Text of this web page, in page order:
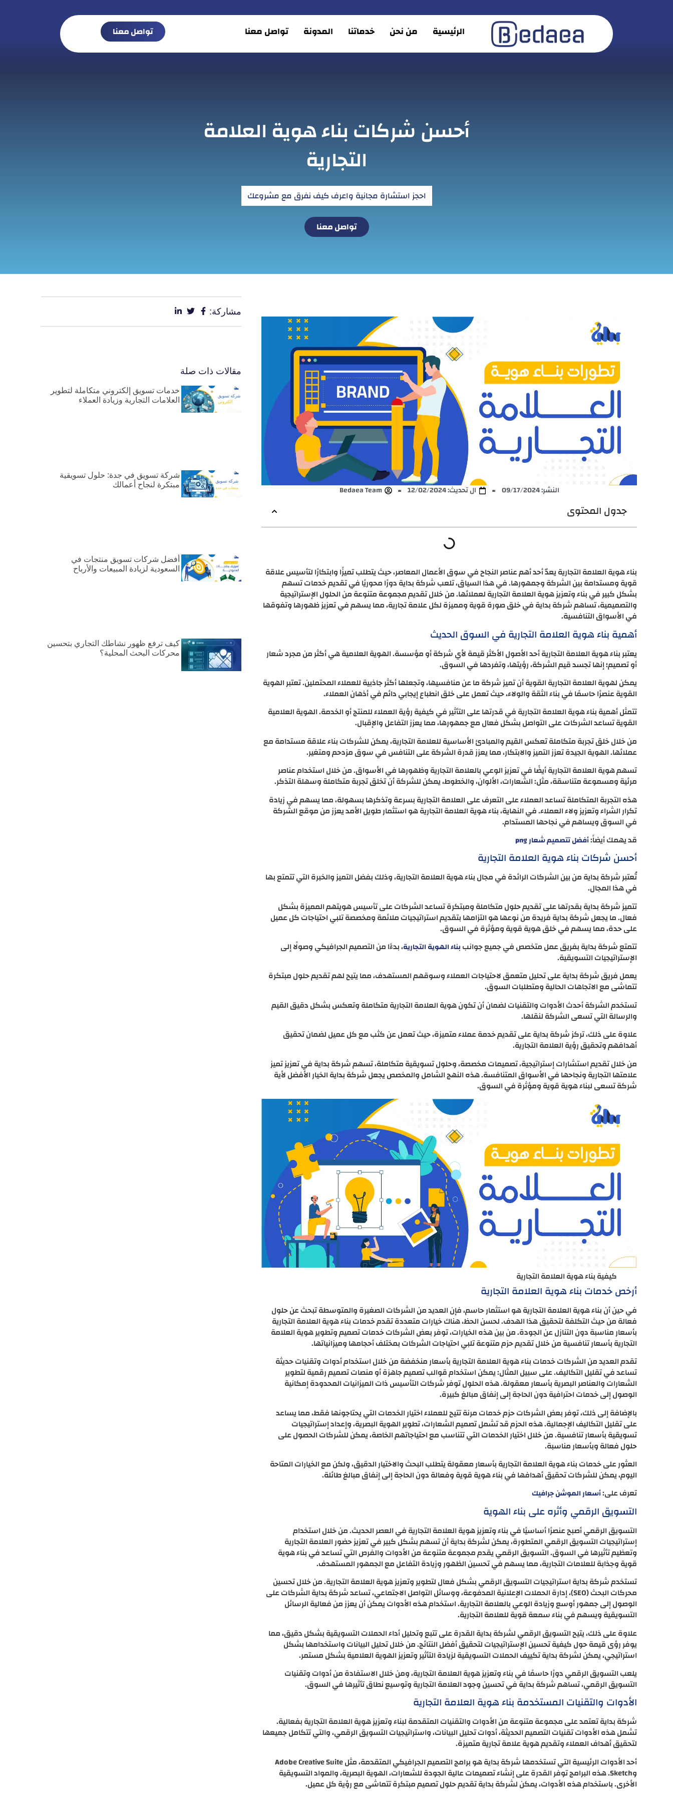
الرئيسية من نحن خدماتنا المدونة تواصل معنا تواصل معنا
أحسن شركات بناء هوية العلامة
التجارية
احجز استشارة مجانية واعرف كيف نفرق مع مشروعك
تواصل معنا
النشر:09/17/2024 ال تحديث: 12/02/2024 Bedaea Team
جدول المحتوى
بناء هوية العلامة التجارية يعدّ أحد أهم عناصر النجاح في سوق الأعمال المعاصر، حيث يتطلب تميزًا وابتكارًا لتأسيس علاقة
قوية ومستدامة بين الشركة وجمهورها. في هذا السياق، تلعب شركة بداية دورًا محوريًا في تقديم خدمات تسهم
بشكل كبير في بناء وتعزيز هوية العلامة التجارية لعملائها. من خلال تقديم مجموعة متنوعة من الحلول الإستراتيجية
والتصميمية، تساهم شركة بداية في خلق صورة قوية ومميزة لكل علامة تجارية، مما يسهم في تعزيز ظهورها وتفوقها
في الأسواق التنافسية.
أهمية بناء هوية العلامة التجارية في السوق الحديث
يعتبر بناء هوية العلامة التجارية أحد الأصول الأكثر قيمة لأي شركة أو مؤسسة. الهوية العلامية هي أكثر من مجرد شعار
أو تصميم؛ إنها تجسد قيم الشركة، رؤيتها، وتفردها في السوق.
يمكن لهوية العلامة التجارية القوية أن تميز شركة ما عن منافسيها، وتجعلها أكثر جاذبية للعملاء المحتملين. تعتبر الهوية
القوية عنصرًا حاسمًا في بناء الثقة والولاء، حيث تعمل على خلق انطباع إيجابي دائم في أذهان العملاء.
تتمثل أهمية بناء هوية العلامة التجارية في قدرتها على التأثير في كيفية رؤية العملاء للمنتج أو الخدمة. الهوية العلامية
القوية تساعد الشركات على التواصل بشكل فعال مع جمهورها، مما يعزز التفاعل والإقبال.
من خلال خلق تجربة متكاملة تعكس القيم والمبادئ الأساسية للعلامة التجارية، يمكن للشركات بناء علاقة مستدامة مع
عملائها. الهوية الجيدة تعزز التميز والابتكار، مما يعزز قدرة الشركة على التنافس في سوق مزدحم ومتغير.
تسهم هوية العلامة التجارية أيضًا في تعزيز الوعي بالعلامة التجارية وظهورها في الأسواق. من خلال استخدام عناصر
مرئية ومسموعة متناسقة، مثل: الشعارات، الألوان، والخطوط، يمكن للشركة أن تخلق تجربة متكاملة وسهلة التذكر.
هذه التجربة المتكاملة تساعد العملاء على التعرف على العلامة التجارية بسرعة وتذكرها بسهولة، مما يسهم في زيادة
تكرار الشراء وتعزيز ولاء العملاء. في النهاية، بناء هوية العلامة التجارية هو استثمار طويل الأمد يعزز من موقع الشركة
في السوق ويساهم في نجاحها المستدام.
قد يهمك أيضاً:أفضل تتصميم شعار png
أحسن شركات بناء هوية العلامة التجارية
تُعتبر شركة بداية من بين الشركات الرائدة في مجال بناء هوية العلامة التجارية، وذلك بفضل التميز والخبرة التي تتمتع بها
في هذا المجال.
تتميز شركة بداية بقدرتها على تقديم حلول متكاملة ومبتكرة تساعد الشركات على تأسيس هويتهم المميزة بشكل
فعال. ما يجعل شركة بداية فريدة من نوعها هو التزامها بتقديم استراتيجيات ملائمة ومخصصة تلبي احتياجات كل عميل
على حدة، مما يسهم في خلق هوية قوية ومؤثرة في السوق.
تتمتع شركة بداية بفريق عمل متخصص في جميع جوانببناء الهوية التجارية، بدءًا من التصميم الجرافيكي وصولًا إلى
الإستراتيجيات التسويقية.
يعمل فريق شركة بداية على تحليل متعمق لاحتياجات العملاء وسوقهم المستهدف، مما يتيح لهم تقديم حلول مبتكرة
تتماشى مع الاتجاهات الحالية ومتطلبات السوق.
تستخدم الشركة أحدث الأدوات والتقنيات لضمان أن تكون هوية العلامة التجارية متكاملة وتعكس بشكل دقيق القيم
والرسالة التي تسعى الشركة لنقلها.
علاوة على ذلك، تركز شركة بداية على تقديم خدمة عملاء متميزة، حيث تعمل عن كثب مع كل عميل لضمان تحقيق
أهدافهم وتحقيق رؤية العلامة التجارية.
من خلال تقديم استشارات إستراتيجية، تصميمات مخصصة، وحلول تسويقية متكاملة، تسهم شركة بداية في تعزيز تميز
علامتها التجارية ونجاحها في الأسواق المتنافسة. هذه النهج الشامل والمخصص يجعل شركة بداية الخيار الأفضل لأية
شركة تسعى لبناء هوية قوية ومؤثرة في السوق.
كيفية بناء هوية العلامة التجارية
أرخص خدمات بناء هوية العلامة التجارية
في حين أن بناء هوية العلامة التجارية هو استثمار حاسم، فإن العديد من الشركات الصغيرة والمتوسطة تبحث عن حلول
فعالة من حيث التكلفة لتحقيق هذا الهدف. لحسن الحظ، هناك خيارات متعددة تقدم خدمات بناء هوية العلامة التجارية
بأسعار مناسبة دون التنازل عن الجودة. من بين هذه الخيارات، توفر بعض الشركات خدمات تصميم وتطوير هوية العلامة
التجارية بأسعار تنافسية من خلال تقديم حزم متنوعة تلبي احتياجات الشركات بمختلف أحجامها وميزانياتها.
تقدم العديد من الشركات خدمات بناء هوية العلامة التجارية بأسعار منخفضة من خلال استخدام أدوات وتقنيات حديثة
تساعد في تقليل التكاليف. على سبيل المثال: يمكن استخدام قوالب تصميم جاهزة أو منصات تصميم رقمية لتطوير
الشعارات والعناصر البصرية بأسعار معقولة. هذه الحلول توفر شركات التأسيس ذات الميزانيات المحدودة إمكانية
الوصول إلى خدمات احترافية دون الحاجة إلى إنفاق مبالغ كبيرة.
بالإضافة إلى ذلك، توفر بعض الشركات حزم خدمات مرنة تتيح للعملاء اختيار الخدمات التي يحتاجونها فقط، مما يساعد
على تقليل التكاليف الإجمالية. هذه الحزم قد تشمل تصميم الشعارات، تطوير الهوية البصرية، وإعداد إستراتيجيات
تسويقية بأسعار تنافسية. من خلال اختيار الخدمات التي تتناسب مع احتياجاتهم الخاصة، يمكن للشركات الحصول على
حلول فعالة وبأسعار مناسبة.
العثور على خدمات بناء هوية العلامة التجارية بأسعار معقولة يتطلب البحث والاختيار الدقيق، ولكن مع الخيارات المتاحة
اليوم، يمكن للشركات تحقيق أهدافها في بناء هوية قوية وفعالة دون الحاجة إلى إنفاق مبالغ طائلة.
تعرف على:أسعار الموشن جرافيك
التسويق الرقمي وأثره على بناء الهوية
التسويق الرقمي أصبح عنصرًا أساسيًا في بناء وتعزيز هوية العلامة التجارية في العصر الحديث. من خلال استخدام
إستراتيجيات التسويق الرقمي المتطورة، يمكن لشركة بداية أن تسهم بشكل كبير في تعزيز حضور العلامة التجارية
وتعظيم تأثيرها في السوق. التسويق الرقمي يقدم مجموعة متنوعة من الأدوات والفرص التي تساعد في بناء هوية
قوية وجذابة للعلامات التجارية، مما يسهم في تحسين الظهور وزيادة التفاعل مع الجمهور المستهدف.
تستخدم شركة بداية استراتيجيات التسويق الرقمي بشكل فعال لتطوير وتعزيز هوية العلامة التجارية. من خلال تحسين
محركات البحث (SEO)، إدارة الحملات الإعلانية المدفوعة، ووسائل التواصل الاجتماعي، تساعد شركة بداية الشركات على
الوصول إلى جمهور أوسع وزيادة الوعي بالعلامة التجارية. استخدام هذه الأدوات يمكن أن يعزز من فعالية الرسائل
التسويقية ويسهم في بناء سمعة قوية للعلامة التجارية.
علاوة على ذلك، يتيح التسويق الرقمي لشركة بداية القدرة على تتبع وتحليل أداء الحملات التسويقية بشكل دقيق، مما
يوفر رؤى قيمة حول كيفية تحسين الإستراتيجيات لتحقيق أفضل النتائج. من خلال تحليل البيانات واستخدامها بشكل
استراتيجي، يمكن لشركة بداية تكييف الحملات التسويقية لزيادة التأثير وتعزيز الهوية العلامية بشكل مستمر.
يلعب التسويق الرقمي دورًا حاسمًا في بناء وتعزيز هوية العلامة التجارية، ومن خلال الاستفادة من أدوات وتقنيات
التسويق الرقمي، تساهم شركة بداية في تحسين وجود العلامة التجارية وتوسيع نطاق تأثيرها في السوق.
الأدوات والتقنيات المستخدمة بناء هوية العلامة التجارية
شركة بداية تعتمد على مجموعة متنوعة من الأدوات والتقنيات المتقدمة لبناء وتعزيز هوية العلامة التجارية بفعالية.
تشمل هذه الأدوات تقنيات التصميم الحديثة، أدوات تحليل البيانات، واستراتيجيات التسويق الرقمي، والتي تتكامل جميعها
لتحقيق أهداف العملاء وتقديم هوية علامة تجارية متميزة.
أحد الأدوات الرئيسية التي تستخدمها شركة بداية هو برامج التصميم الجرافيكي المتقدمة، مثل Adobe Creative Suite
وSketch. هذه البرامج توفر القدرة على إنشاء تصميمات عالية الجودة للشعارات، الهوية البصرية، والمواد التسويقية
الأخرى. باستخدام هذه الأدوات، يمكن لشركة بداية تقديم حلول تصميم مبتكرة تتماشى مع رؤية كل عميل.
مشاركة:
مقالات ذات صلة
خدمات تسويق إلكتروني متكاملة لتطوير
العلامات التجارية وزيادة العملاء
شركة تسويق في جدة: حلول تسويقية
مبتكرة لنجاح أعمالك
أفضل شركات تسويق منتجات في
السعودية لزيادة المبيعات والأرباح
كيف ترفع ظهور نشاطك التجاري بتحسين
محركات البحث المحلية؟